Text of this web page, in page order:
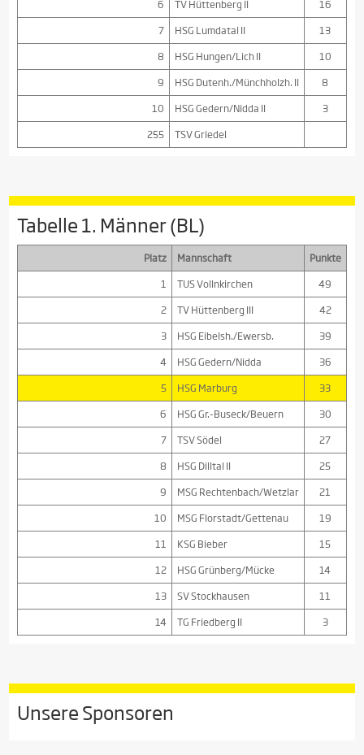
6 TV Hüttenberg II
16
7
HSG Lumdatal II
13
8
HSG Hungen/Lich II
10
9
HSG Dutenh./Münchholzh. II
8
10
HSG Gedern/Nidda II
3
255
TSV Griedel
Tabelle 1. Männer (BL)
Platz Mannschaft
Punkte
1
TUS Vollnkirchen
49
2
TV Hüttenberg III
42
3
HSG Eibelsh./Ewersb.
39
4
HSG Gedern/Nidda
36
5
HSG Marburg
33
6
HSG Gr.-Buseck/Beuern
30
7
TSV Södel
27
8
HSG Dilltal II
25
9
MSG Rechtenbach/Wetzlar
21
10
MSG Florstadt/Gettenau
19
11
KSG Bieber
15
12
HSG Grünberg/Mücke
14
13
SV Stockhausen
11
14
TG Friedberg II 3
Unsere Sponsoren